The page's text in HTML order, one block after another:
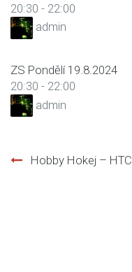
20:30 - 22:00
admin
ZS Pondělí 19.8.2024
20:30 - 22:00
admin
Hobby Hokej – HTC